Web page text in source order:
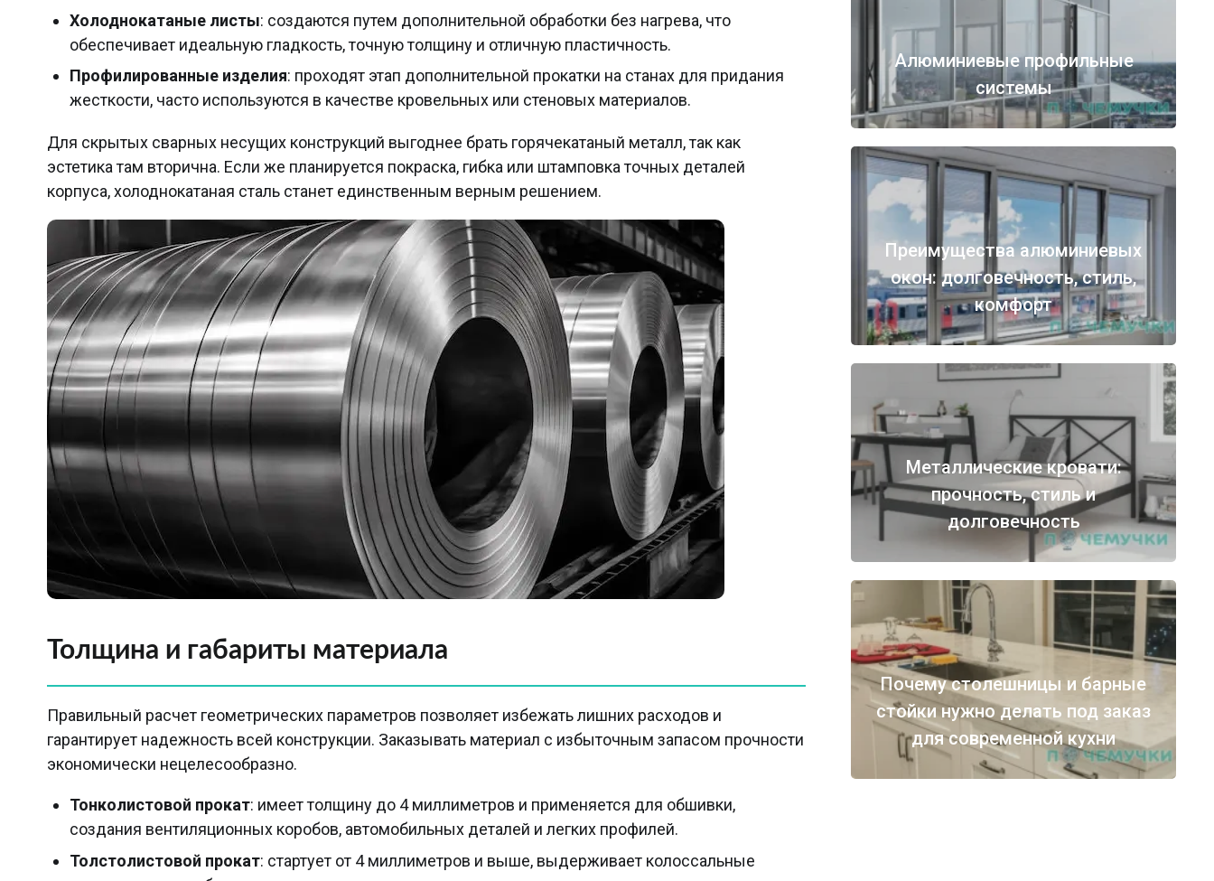
Холоднокатаные листы: создаются путем дополнительной обработки без нагрева, что
обеспечивает идеальную гладкость, точную толщину и отличную пластичность.
Профилированные изделия: проходят этап дополнительной прокатки на станах для придания
жесткости, часто используются в качестве кровельных или стеновых материалов.
Для скрытых сварных несущих конструкций выгоднее брать горячекатаный металл, так как
эстетика там вторична. Если же планируется покраска, гибка или штамповка точных деталей
корпуса, холоднокатаная сталь станет единственным верным решением.
Толщина и габариты материала
Правильный расчет геометрических параметров позволяет избежать лишних расходов и
гарантирует надежность всей конструкции. Заказывать материал с избыточным запасом прочности
экономически нецелесообразно.
Тонколистовой прокат: имеет толщину до 4 миллиметров и применяется для обшивки,
создания вентиляционных коробов, автомобильных деталей и легких профилей.
Толстолистовой прокат: стартует от 4 миллиметров и выше, выдерживает колоссальные
Алюминиевые профильные
системы
Преимущества алюминиевых
окон: долговечность, стиль,
комфорт
Металлические кровати:
прочность, стиль и
долговечность
Почему столешницы и барные
стойки нужно делать под заказ
для современной кухни